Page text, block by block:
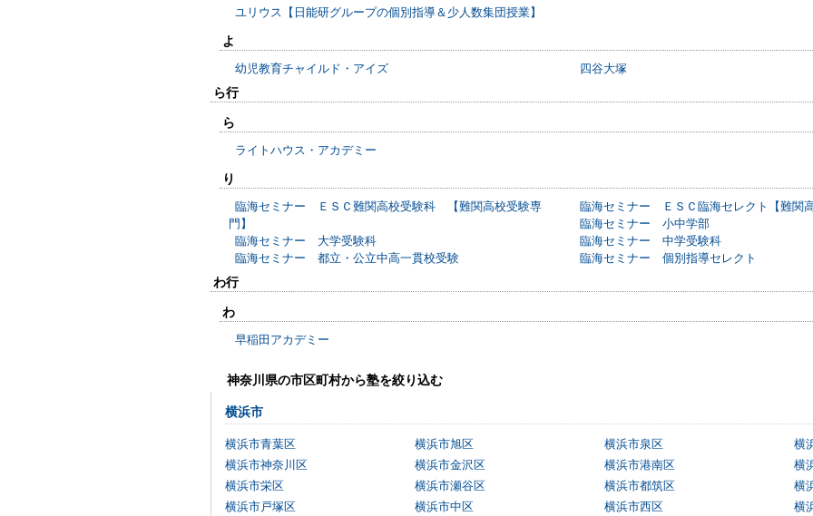
ユリウス【日能研グループの個別指導＆少人数集団授業】
よ
幼児教育チャイルド・アイズ 四谷大塚
ら行
ら
ライトハウス・アカデミー
り
臨海セミナー ＥＳＣ難関高校受験科 【難関高校受験専
門】
臨海セミナー ＥＳＣ臨海セレクト【難関高
臨海セミナー 小中学部
臨海セミナー 大学受験科
臨海セミナー 中学受験科
臨海セミナー 都立・公立中高一貫校受験
臨海セミナー 個別指導セレクト
わ行
わ
早稲田アカデミー
神奈川県の市区町村から塾を絞り込む
横浜市
横浜市青葉区 横浜市旭区 横浜市泉区
横
横浜市神奈川区
横浜市金沢区 横浜市港南区
横
横浜市栄区
横浜市瀬谷区 横浜市都筑区
横
横浜市戸塚区
横浜市中区 横浜市西区
横